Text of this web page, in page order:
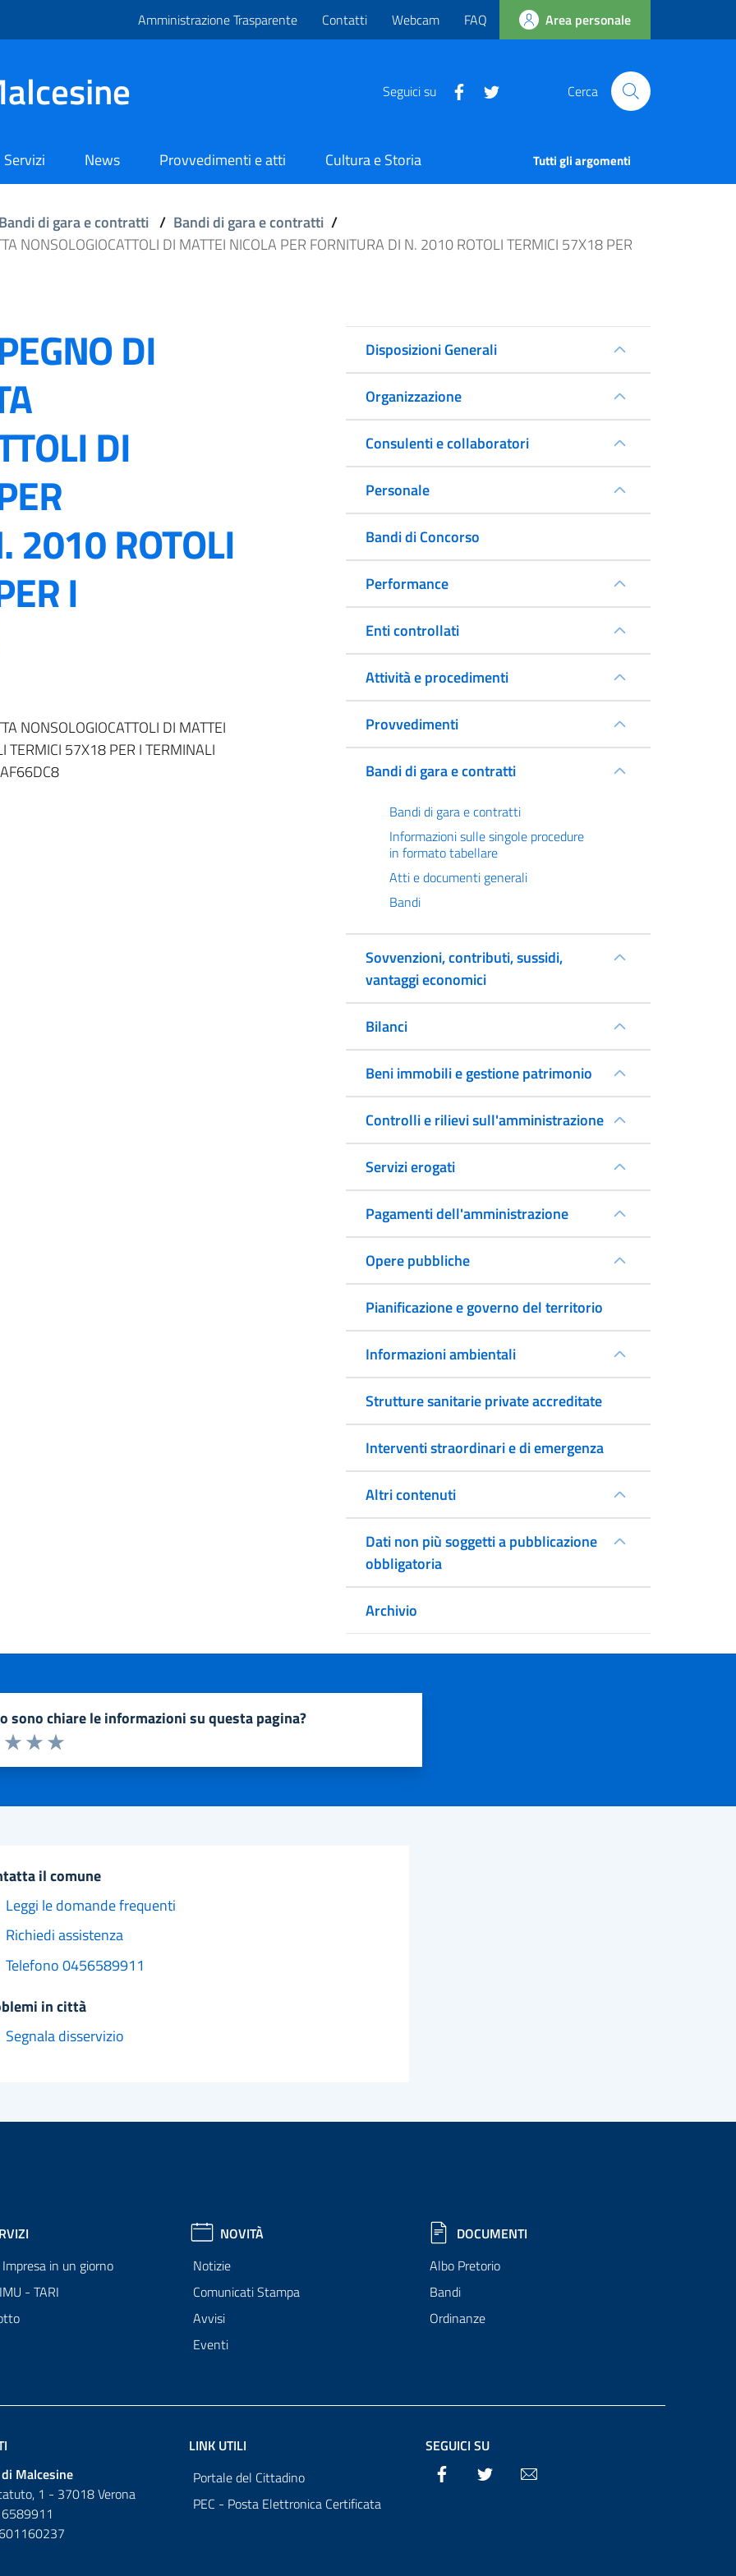
Amministrazione Trasparente Contatti Webcam FAQ Area personale
Seguici su Cerca
Servizi News Provvedimenti e atti Cultura e Storia Tutti gli argomenti
Bandi di gara e contratti / Bandi di gara e contratti /
NONSOLOGIOCATTOLI DI MATTEI NICOLA PER FORNITURA DI N. 2010 ROTOLI TERMICI 57X18 PER
DI
DI
2010 ROTOLI
I
NONSOLOGIOCATTOLI DI MATTEI
TERMICI 57X18 PER I TERMINALI
Disposizioni Generali
Organizzazione
Consulenti e collaboratori
Personale
Bandi di Concorso
Performance
Enti controllati
Attività e procedimenti
Provvedimenti
Bandi di gara e contratti
Bandi di gara e contratti
Informazioni sulle singole procedure
in formato tabellare
Atti e documenti generali
Bandi
Sovvenzioni, contributi, sussidi,
vantaggi economici
Bilanci
Beni immobili e gestione patrimonio
Controlli e rilievi sull'amministrazione
Servizi erogati
Pagamenti dell'amministrazione
Opere pubbliche
Pianificazione e governo del territorio
Informazioni ambientali
Strutture sanitarie private accreditate
Interventi straordinari e di emergenza
Altri contenuti
Dati non più soggetti a pubblicazione
obbligatoria
Archivio
sono chiare le informazioni su questa pagina?
1 a 5 stelle la pagina
Valuta 5 stelle su 5
Valuta 4 stelle su 5
Valuta 3 stelle su 5
2 stelle su 5
stelle su 5
il comune
Leggi le domande frequenti
Richiedi assistenza
Telefono 0456589911
in città
Segnala disservizio
in un giorno
- TARI
NOVITÀ
Notizie
Comunicati Stampa
Avvisi
Eventi
DOCUMENTI
Albo Pretorio
Bandi
Ordinanze
Malcesine
1 - 37018 Verona
LINK UTILI
Portale del Cittadino
PEC - Posta Elettronica Certificata
SEGUICI SU
Facebook Twitter